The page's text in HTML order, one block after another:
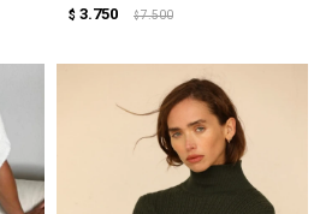
$ 3.750 $ 7.500